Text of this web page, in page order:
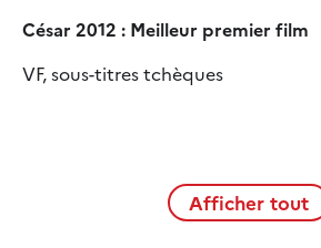
César 2012 : Meilleur premier film
VF, sous-titres tchèques
Afficher tout